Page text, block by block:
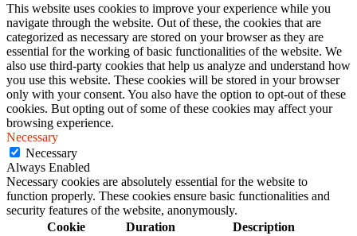
This website uses cookies to improve your experience while you
navigate through the website. Out of these, the cookies that are
categorized as necessary are stored on your browser as they are
essential for the working of basic functionalities of the website. We
also use third-party cookies that help us analyze and understand how
you use this website. These cookies will be stored in your browser
only with your consent. You also have the option to opt-out of these
cookies. But opting out of some of these cookies may affect your
browsing experience.
Necessary
Necessary
Always Enabled
Necessary cookies are absolutely essential for the website to
function properly. These cookies ensure basic functionalities and
security features of the website, anonymously.
Cookie
Duration Description